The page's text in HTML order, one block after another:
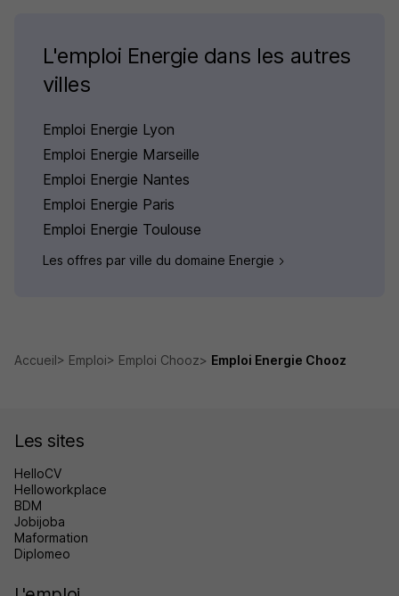
L'emploi Energie dans les autres
villes
Emploi Energie Lyon
Emploi Energie Marseille
Emploi Energie Nantes
Emploi Energie Paris
Emploi Energie Toulouse
Les offres par ville du domaine Energie
Accueil Emploi Emploi Chooz Emploi Energie Chooz
Les sites
HelloCV
Helloworkplace
BDM
Jobijoba
Maformation
Diplomeo